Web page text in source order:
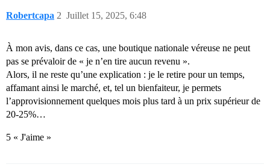
Robertcapa Juillet 15, 2025, 6:48
2
À mon avis, dans ce cas, une boutique nationale véreuse ne peut
pas se prévaloir de « je n’en tire aucun revenu ».
Alors, il ne reste qu’une explication : je le retire pour un temps,
affamant ainsi le marché, et, tel un bienfaiteur, je permets
l’approvisionnement quelques mois plus tard à un prix supérieur de
20-25%…
5 « J'aime »